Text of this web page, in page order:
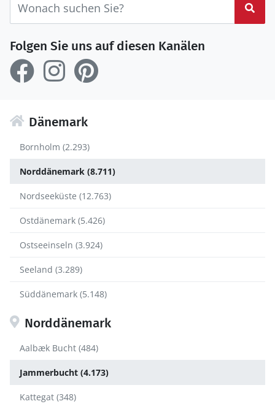
Folgen Sie uns auf diesen Kanälen
Dänemark
Bornholm (2.293)
Norddänemark (8.711)
Nordseeküste (12.763)
Ostdänemark (5.426)
Ostseeinseln (3.924)
Seeland (3.289)
Süddänemark (5.148)
Norddänemark
Aalbæk Bucht (484)
Jammerbucht (4.173)
Kattegat (348)